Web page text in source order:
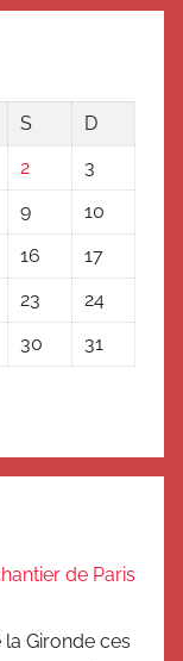
S
D
2
3
9
10
16
17
23
24
30 31
de Paris
Gironde ces